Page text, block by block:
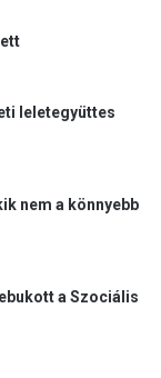
leletegyüttes
nem a könnyebb
a Szociális